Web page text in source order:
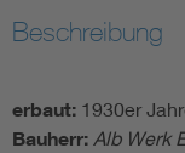
Beschreibung
erbaut: 1930er
Bauherr: Alb Werk